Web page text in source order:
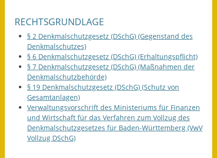
Mietspiegel
Rückstausicherung von
Hochwassergefahrenkarte
RECHTSGRUNDLAGE
§ 2 Denkmalschutzgesetz (DSchG) (Gegenstand des
Denkmalschutzes)
§ 6 Denkmalschutzgesetz (DSchG) (Erhaltungspflicht)
§ 7 Denkmalschutzgesetz (DSchG) (Maßnahmen der
Denkmalschutzbehörde)
§ 19 Denkmalschutzgesetz (DSchG) (Schutz von
Gesamtanlagen)
Verwaltungsvorschrift des Ministeriums für Finanzen
und Wirtschaft für das Verfahren zum Vollzug des
Denkmalschutzgesetzes für Baden-Württemberg (VwV
Vollzug DSchG)